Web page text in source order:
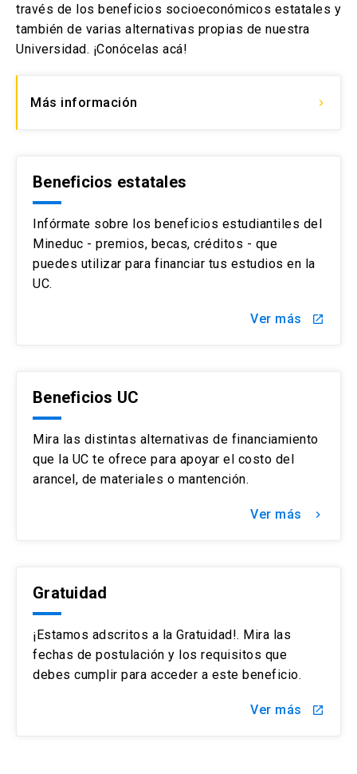
través de los beneficios socioeconómicos estatales y
también de varias alternativas propias de nuestra
Universidad. ¡Conócelas acá!
Más información keyboard_arrow_right
Beneficios estatales
Infórmate sobre los beneficios estudiantiles del
Mineduc - premios, becas, créditos - que
puedes utilizar para financiar tus estudios en la
UC.
Ver más launch
Beneficios UC
Mira las distintas alternativas de financiamiento
que la UC te ofrece para apoyar el costo del
arancel, de materiales o mantención.
Ver más keyboard_arrow_right
Gratuidad
¡Estamos adscritos a la Gratuidad!. Mira las
fechas de postulación y los requisitos que
debes cumplir para acceder a este beneficio.
Ver más launch